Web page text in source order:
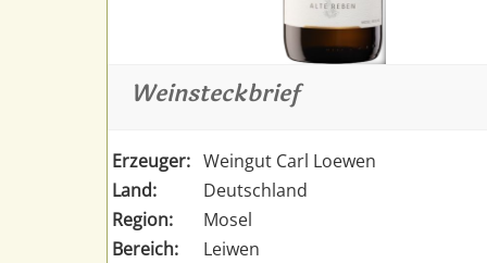
Weinsteckbrief
Erzeuger: Weingut Carl Loewen
Land:
Deutschland
Region:
Mosel
Bereich:
Leiwen